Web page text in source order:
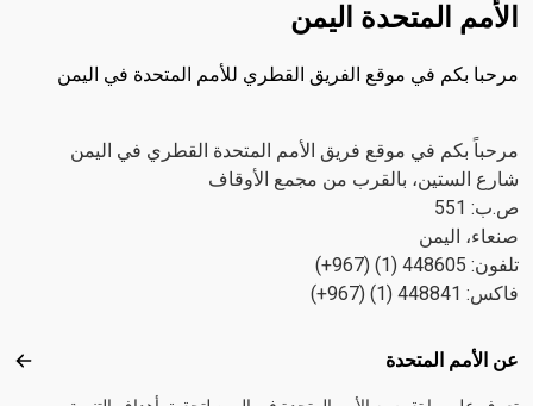
الأمم المتحدة اليمن
مرحبا بكم في موقع الفريق القطري للأمم المتحدة في اليمن
مرحباً بكم في موقع فريق الأمم المتحدة القطري في اليمن
شارع الستين، بالقرب من مجمع الأوقاف
ص.ب: 551
صنعاء، اليمن
تلفون: 448605 (1) (967+)
فاكس: 448841 (1) (967+)
Footer menu
عن الأمم المتحدة عن